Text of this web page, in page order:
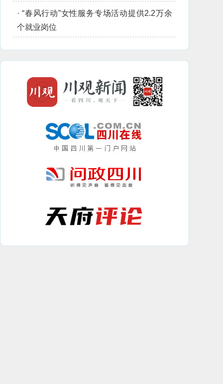
· “春风行动”女性服务专场活动提供2.2万余
个就业岗位